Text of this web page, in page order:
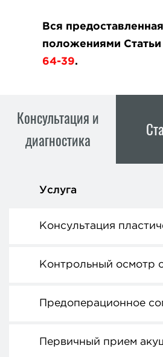
Вся
положениями
64-39.
Консультация и
диагностика
Услуга
Консультация
Контрольный осмотр
Предоперационное
Первичный прием